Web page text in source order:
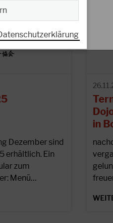
Dezember sind
erhältlich. Ein
zum
Menü…
in